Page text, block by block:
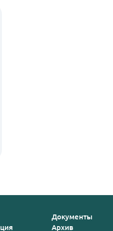
Документы
Архив